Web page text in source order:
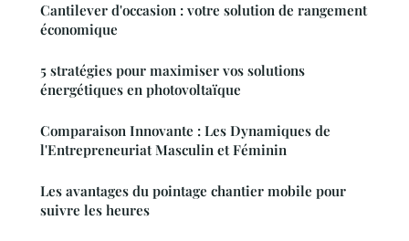
Cantilever d'occasion : votre solution de rangement
économique
5 stratégies pour maximiser vos solutions
énergétiques en photovoltaïque
Comparaison Innovante : Les Dynamiques de
l'Entrepreneuriat Masculin et Féminin
Les avantages du pointage chantier mobile pour
suivre les heures